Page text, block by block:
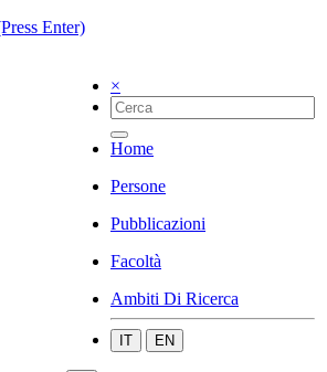
Enter)
×
Home
Persone
Pubblicazioni
Facoltà
Ambiti Di Ricerca
IT EN